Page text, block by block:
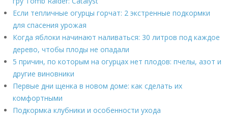
Если тепличные огурцы горчат: 2 экстренные подкормки
для спасения урожая
Когда яблоки начинают наливаться: 30 литров под каждое
дерево, чтобы плоды не опадали
5 причин, по которым на огурцах нет плодов: пчелы, азот и
другие виновники
Первые дни щенка в новом доме: как сделать их
комфортными
Подкормка клубники и особенности ухода